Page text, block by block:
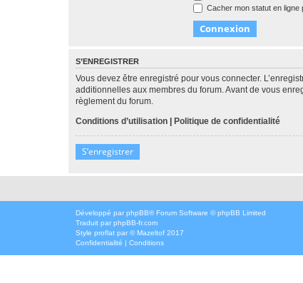
Cacher mon statut en ligne
S’ENREGISTRER
Vous devez être enregistré pour vous connecter.
additionnelles aux membres du forum. Avant de vous
règlement du forum.
Conditions d’utilisation | Politique de confidentialité
S’enregistrer
Développé par phpBB® Forum Software © phpBB Limited
Traduit par phpBB-fr.com
Style proflat par ©Mazeltof 2017
Confidentialité | Conditions